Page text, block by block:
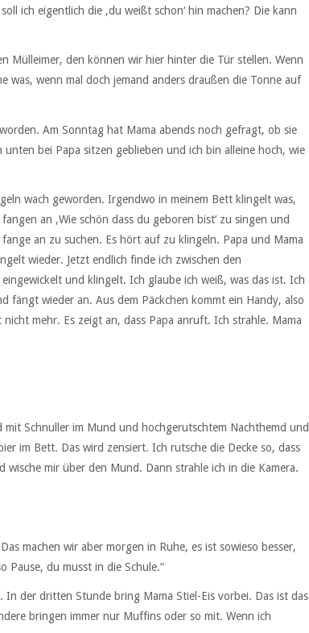
ich eigentlich die ‚du weißt schon‘ hin machen? Die kann
Mülleimer, den können wir hier hinter die Tür stellen. Wenn
was, wenn mal doch jemand anders draußen die Tonne auf
Am Sonntag hat Mama abends noch gefragt, ob sie
bei Papa sitzen geblieben und ich bin alleine hoch, wie
wach geworden. Irgendwo in meinem Bett klingelt was,
an ‚Wie schön dass du geboren bist‘ zu singen und
an zu suchen. Es hört auf zu klingeln. Papa und Mama
wieder. Jetzt endlich finde ich zwischen den
und klingelt. Ich glaube ich weiß, was das ist. Ich
fängt wieder an. Aus dem Päckchen kommt ein Handy, also
mehr. Es zeigt an, dass Papa anruft. Ich strahle. Mama
Schnuller im Mund und hochgerutschtem Nachthemd und
im Bett. Das wird zensiert. Ich rutsche die Decke so, dass
wische mir über den Mund. Dann strahle ich in die Kamera.
machen wir aber morgen in Ruhe, es ist sowieso besser,
Pause, du musst in die Schule.“
der dritten Stunde bring Mama Stiel-Eis vorbei. Das ist das
bringen immer nur Muffins oder so mit. Wenn ich